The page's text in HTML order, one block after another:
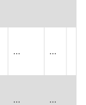
... ...
... ...